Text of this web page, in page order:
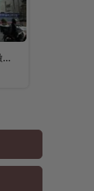
外国人登録証の変更届と返却方法｜申告が必要なケースと手続きの流れ